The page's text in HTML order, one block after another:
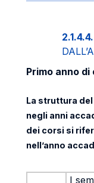
2.1.4.4.
Primo anno di
La struttura
negli anni
dei corsi si
nell’anno
I